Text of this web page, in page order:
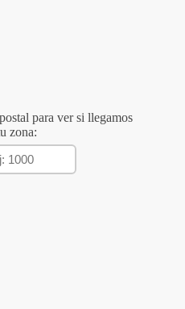
para ver si llegamos
zona: